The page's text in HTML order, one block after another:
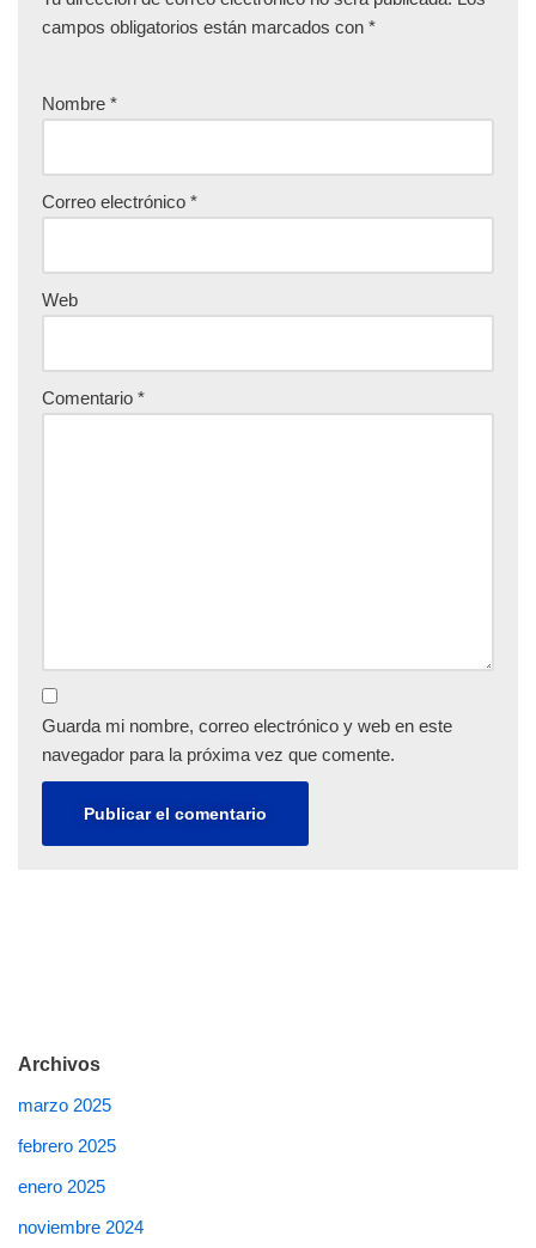
campos obligatorios están marcados con *
Nombre *
Correo electrónico *
Web
Comentario *
Guarda mi nombre, correo electrónico y web en este
navegador para la próxima vez que comente.
Archivos
marzo 2025
febrero 2025
enero 2025
noviembre 2024